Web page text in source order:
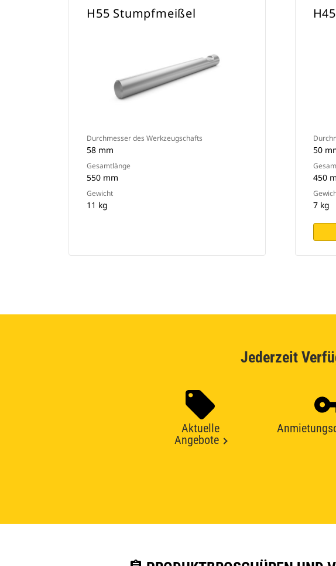
H55 Stumpfmeißel
Durchmesser des Werkzeugschafts
58 mm
Gesamtlänge
550 mm
Gewicht
11 kg
50
450
7 kg
Jederzeit
Aktuelle
Angebote